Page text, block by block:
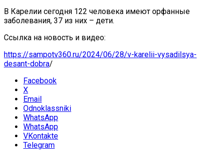
В Карелии сегодня 122 человека имеют орфанные
заболевания, 37 из них – дети.
Ссылка на новость и видео:
https://sampotv360.ru/2024/06/28/v-karelii-vysadilsya-
desant-dobra/
Facebook
X
Email
Odnoklassniki
WhatsApp
WhatsApp
VKontakte
Telegram